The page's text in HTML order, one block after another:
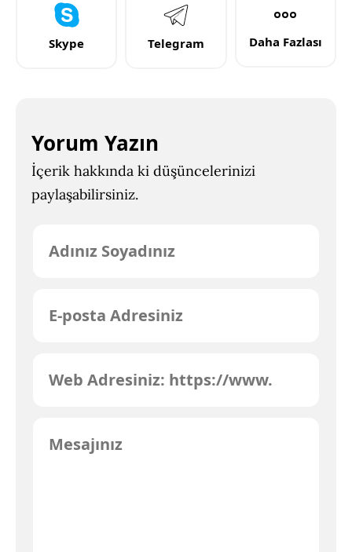
Skype Telegram Daha Fazlası
Yorum Yazın
İçerik hakkında ki düşüncelerinizi
paylaşabilirsiniz.